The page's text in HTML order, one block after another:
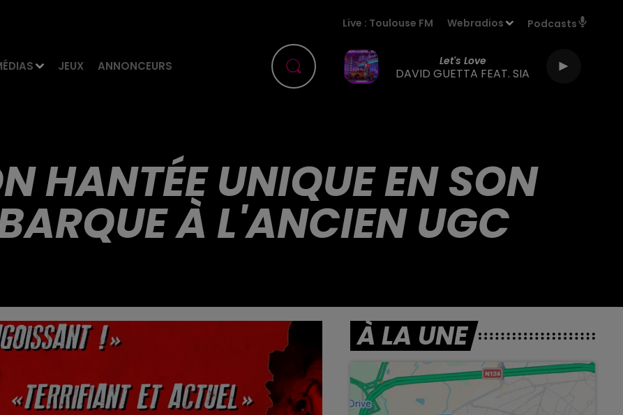
JEUX ANNONCEURS
Live : Toulouse FM Webradios Podcasts
Let's Love
DAVID GUETTA FEAT. SIA
HANTÉE UNIQUE EN SON
À L'ANCIEN UGC
À LA UNE